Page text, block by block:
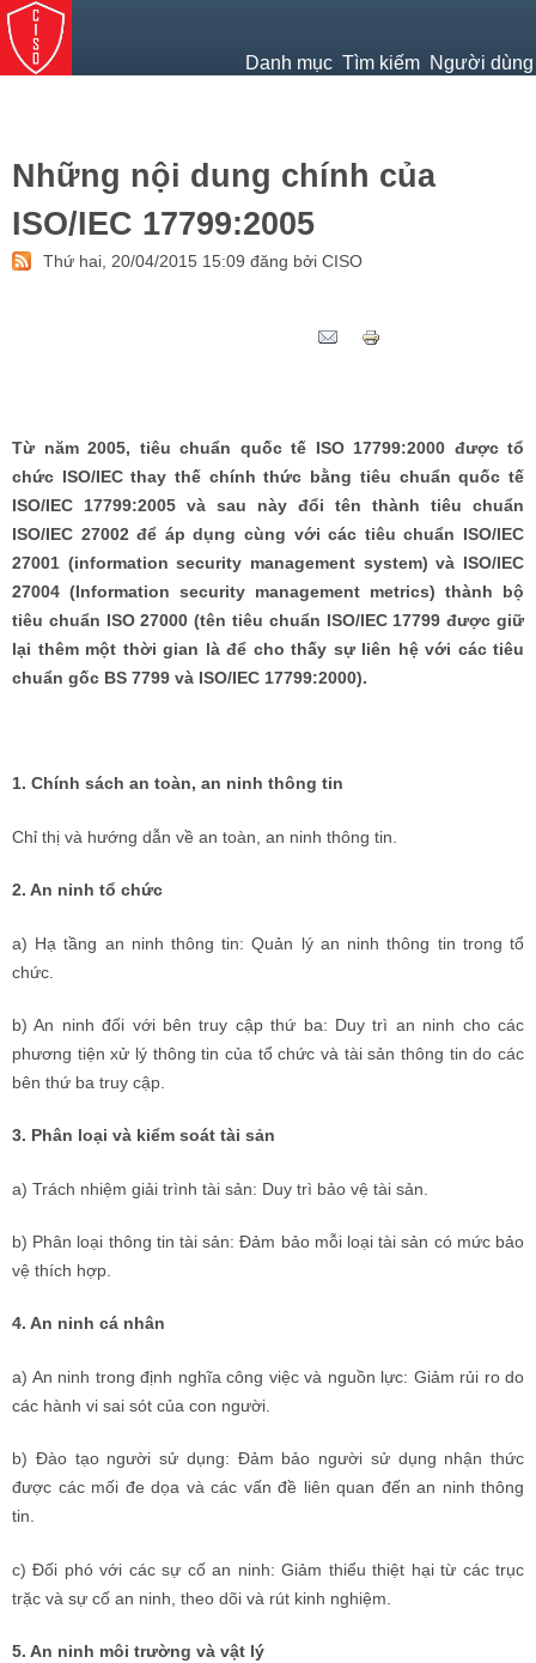
Danh mục Tìm kiếm Người dùng
Những nội dung chính của
ISO/IEC 17799:2005
Thứ hai, 20/04/2015 15:09 đăng bởi CISO
Từ năm 2005, tiêu chuẩn quốc tế ISO 17799:2000 được tổ
chức ISO/IEC thay thế chính thức bằng tiêu chuẩn quốc tế
ISO/IEC 17799:2005 và sau này đổi tên thành tiêu chuẩn
ISO/IEC 27002 để áp dụng cùng với các tiêu chuẩn ISO/IEC
27001 (information security management system) và ISO/IEC
27004 (Information security management metrics) thành bộ
tiêu chuẩn ISO 27000 (tên tiêu chuẩn ISO/IEC 17799 được giữ
lại thêm một thời gian là để cho thấy sự liên hệ với các tiêu
chuẩn gốc BS 7799 và ISO/IEC 17799:2000).
1. Chính sách an toàn, an ninh thông tin
Chỉ thị và hướng dẫn về an toàn, an ninh thông tin.
2. An ninh tổ chức
a) Hạ tầng an ninh thông tin: Quản lý an ninh thông tin trong tổ
chức.
b) An ninh đối với bên truy cập thứ ba: Duy trì an ninh cho các
phương tiện xử lý thông tin của tổ chức và tài sản thông tin do các
bên thứ ba truy cập.
3. Phân loại và kiểm soát tài sản
a) Trách nhiệm giải trình tài sản: Duy trì bảo vệ tài sản.
b) Phân loại thông tin tài sản: Đảm bảo mỗi loại tài sản có mức bảo
vệ thích hợp.
4. An ninh cá nhân
a) An ninh trong định nghĩa công việc và nguồn lực: Giảm rủi ro do
các hành vi sai sót của con người.
b) Đào tạo người sử dụng: Đảm bảo người sử dụng nhận thức
được các mối đe dọa và các vấn đề liên quan đến an ninh thông
tin.
c) Đối phó với các sự cố an ninh: Giảm thiểu thiệt hại từ các trục
trặc và sự cố an ninh, theo dõi và rút kinh nghiệm.
5. An ninh môi trường và vật lý